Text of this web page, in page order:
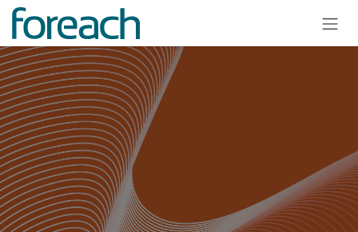
Passa al contenuto